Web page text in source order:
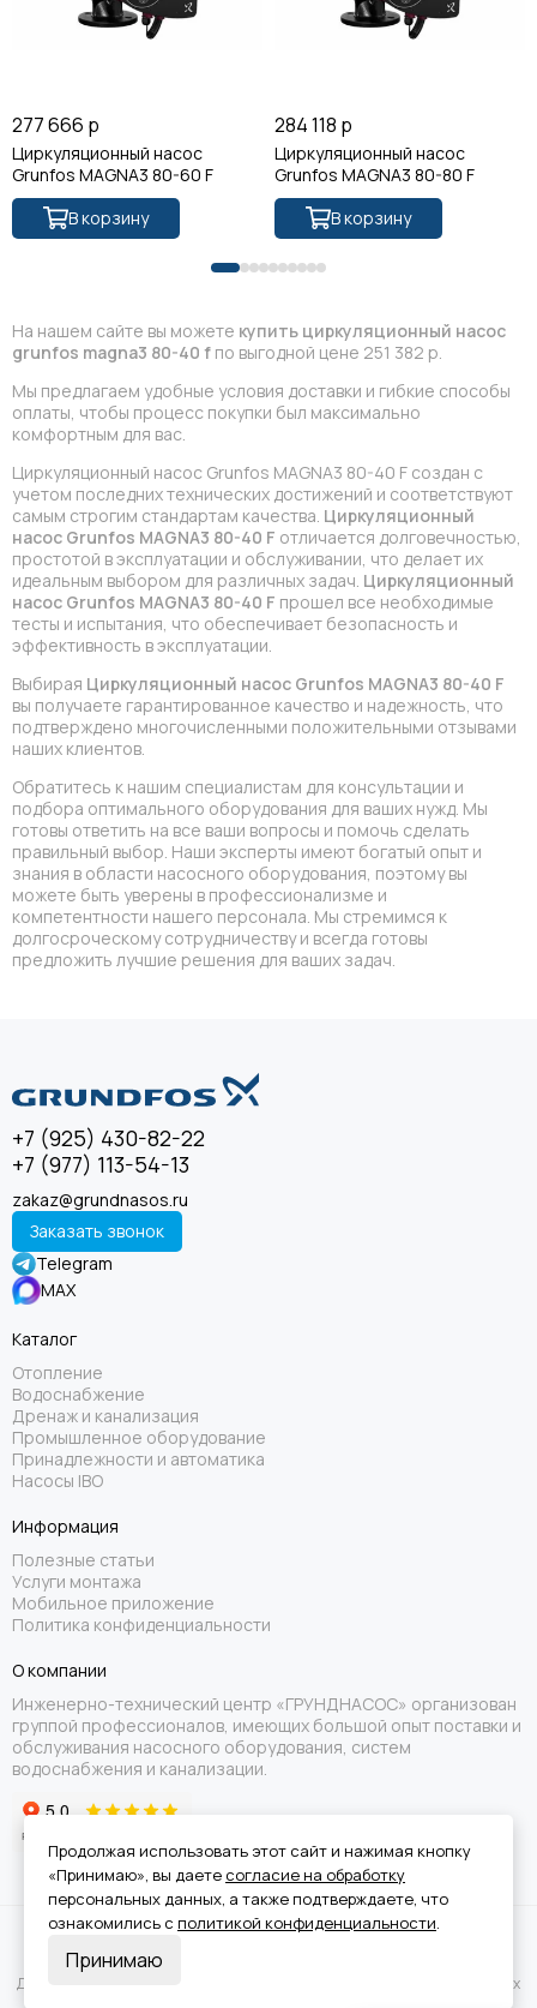
277 666 р
Циркуляционный насос
Grunfos MAGNA3 80-60 F
В корзину
284 118 р
Циркуляционный насос
Grunfos MAGNA3 80-80 F
В корзину
На нашем сайте вы можете купить циркуляционный насос
grunfos magna3 80-40 f по выгодной цене 251 382 р.
Мы предлагаем удобные условия доставки и гибкие способы
оплаты, чтобы процесс покупки был максимально
комфортным для вас.
Циркуляционный насос Grunfos MAGNA3 80-40 F создан с
учетом последних технических достижений и соответствуют
самым строгим стандартам качества. Циркуляционный
насос Grunfos MAGNA3 80-40 F отличается долговечностью,
простотой в эксплуатации и обслуживании, что делает их
идеальным выбором для различных задач. Циркуляционный
насос Grunfos MAGNA3 80-40 F прошел все необходимые
тесты и испытания, что обеспечивает безопасность и
эффективность в эксплуатации.
Выбирая Циркуляционный насос Grunfos MAGNA3 80-40 F
вы получаете гарантированное качество и надежность, что
подтверждено многочисленными положительными отзывами
наших клиентов.
Обратитесь к нашим специалистам для консультации и
подбора оптимального оборудования для ваших нужд. Мы
готовы ответить на все ваши вопросы и помочь сделать
правильный выбор. Наши эксперты имеют богатый опыт и
знания в области насосного оборудования, поэтому вы
можете быть уверены в профессионализме и
компетентности нашего персонала. Мы стремимся к
долгосроческому сотрудничеству и всегда готовы
предложить лучшие решения для ваших задач.
+7 (925) 430-82-22
+7 (977) 113-54-13
zakaz@grundnasos.ru
Заказать звонок
Telegram
MAX
Каталог
Отопление
Водоснабжение
Дренаж и канализация
Промышленное оборудование
Принадлежности и автоматика
Насосы IBO
Информация
Полезные статьи
Услуги монтажа
Мобильное приложение
Политика конфиденциальности
О компании
Инженерно-технический центр «ГРУНДНАСОС» организован
группой профессионалов, имеющих большой опыт поставки и
обслуживания насосного оборудования, систем
водоснабжения и канализации.
Для получения подробной информации о наличии и стоимости указанных
Продолжая использовать этот сайт и нажимая кнопку
«Принимаю», вы даете согласие на обработку
персональных данных, а также подтверждаете, что
ознакомились с политикой конфиденциальности.
Принимаю